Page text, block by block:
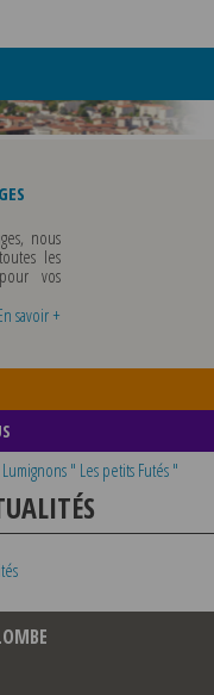
nous
les
vos
savoir +
" Les petits Futés "